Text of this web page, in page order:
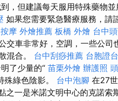
，但建議每天服用特殊藥物並
如果您需要緊急醫療服務，請
按摩 外燴推薦 板橋 外燴 台中
車非常好，空調，一些公司
混合。 台中刮痧推薦 台胞證
了少量的“ 苗栗外燴 辦護照
殊綠色陰影。 台中泡腳 在27
之一是米諾文明中心的克諾索